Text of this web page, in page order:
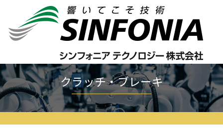
ホーム クラッチ・ブレーキ ワーナーシリーズ SF SF-1000/IMP
クラッチ・ブレーキ